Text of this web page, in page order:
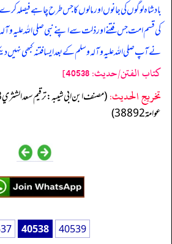
بادشاہ لوگوں کی جانوں اور مالوں کا جس طرح چاہے فیصلہ کرے
کی قسم امت جس فتنے اور ذلت سے اپنے نبی صلی اللہ علیہ
نے آپ صلی اللہ علیہ وآلہ وسلم کے بعد ایسا فتنہ کبھی نہیں
كتاب الفتن/حدیث: 40538]
تخریج الحدیث:
عوامة 38892)
40538 40539